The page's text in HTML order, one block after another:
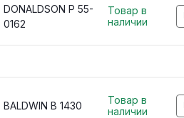
DONALDSON P 55-
0162
Товар в
наличии
BALDWIN B 1430
Товар в
наличии